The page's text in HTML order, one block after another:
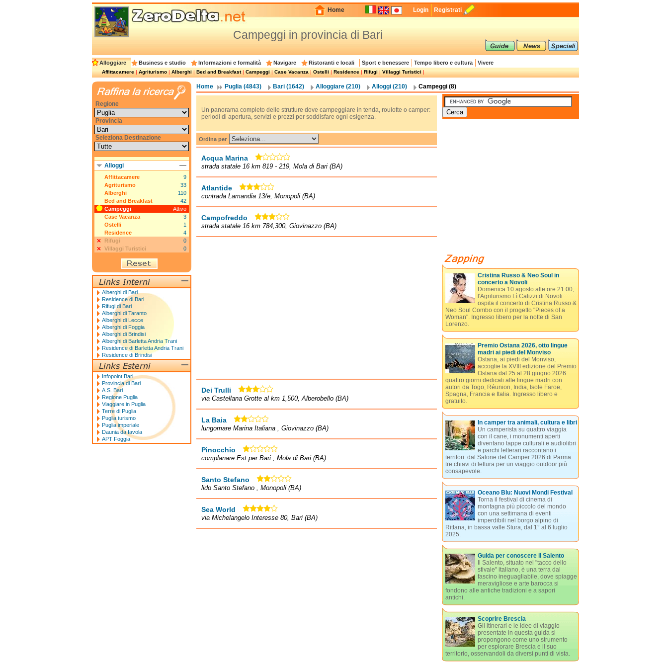
Home Login Registrati
Campeggi in provincia di Bari
Alloggiare Business e studio Informazioni e formalità Navigare Ristoranti e locali Sport e benessere Tempo libero e cultura Vivere
Affittacamere|Agriturismo|Alberghi|Bed and Breakfast|Campeggi|Case Vacanza|Ostelli|Residence|Rifugi|Villaggi Turistici|
Home Puglia (4843) Bari (1642) Alloggiare (210) Alloggi (210) Campeggi (8)
Un panorama completo delle strutture dove campeggiare in tenda, roulotte o camper:
periodi di apertura, servizi e prezzi per soddisfare ogni esigenza.
Ordina per
Acqua Marina
strada statale 16 km 819 - 219, Mola di Bari (BA)
Atlantide
contrada Lamandia 13/e, Monopoli (BA)
Campofreddo
strada statale 16 km 784,300, Giovinazzo (BA)
Dei Trulli
via Castellana Grotte al km 1,500, Alberobello (BA)
La Baia
lungomare Marina Italiana , Giovinazzo (BA)
Pinocchio
complanare Est per Bari , Mola di Bari (BA)
Santo Stefano
lido Santo Stefano , Monopoli (BA)
Sea World
via Michelangelo Interesse 80, Bari (BA)
Cristina Russo & Neo Soul in
concerto a Novoli
Domenica 10 agosto alle ore 21:00,
l'Agriturismo Lì Calizzi di Novoli
ospita il concerto di Cristina Russo &
Neo Soul Combo con il progetto "Pieces of a
Woman". Ingresso libero per la notte di San
Lorenzo.
Premio Ostana 2026, otto lingue
madri ai piedi del Monviso
Ostana, ai piedi del Monviso,
accoglie la XVIII edizione del Premio
Ostana dal 25 al 28 giugno 2026:
quattro giorni dedicati alle lingue madri con
autori da Togo, Réunion, India, Isole Faroe,
Spagna, Francia e Italia. Ingresso libero e
gratuito.
In camper tra animali, cultura e libri
Un camperista su quattro viaggia
con il cane, i monumenti aperti
diventano tappe culturali e audiolibri
e parchi letterari raccontano i
territori: dal Salone del Camper 2026 di Parma
tre chiavi di lettura per un viaggio outdoor più
consapevole.
Oceano Blu: Nuovi Mondi Festival
Torna il festival di cinema di
montagna più piccolo del mondo
con una settimana di eventi
imperdibili nel borgo alpino di
Rittana, in bassa valle Stura, dal 1° al 6 luglio
2025.
Guida per conoscere il Salento
Il Salento, situato nel "tacco dello
stivale" italiano, è una terra dal
fascino ineguagliabile, dove spiagge
meravigliose e arte barocca si
fondono alle antiche tradizioni e a sapori
antichi.
Scoprire Brescia
Gli itinerari e le idee di viaggio
presentate in questa guida si
propongono come uno strumento
per esplorare Brescia e il suo
territorio, osservandoli da diversi punti di vista.
Regione
Provincia
Seleziona Destinazione
Alloggi
Affittacamere
9
Agriturismo
33
Alberghi
110
Bed and Breakfast
42
Campeggi
Attivo
Case Vacanza
3
Ostelli
1
Residence
4
Rifugi
0
Villaggi Turistici
0
Alberghi di Bari
Residence di Bari
Rifugi di Bari
Alberghi di Taranto
Alberghi di Lecce
Alberghi di Foggia
Alberghi di Brindisi
Alberghi di Barletta Andria Trani
Residence di Barletta Andria Trani
Residence di Brindisi
Infopoint Bari
Provincia di Bari
A.S. Bari
Regione Puglia
Viaggiare in Puglia
Terre di Puglia
Puglia turismo
Puglia imperiale
Daunia da favola
APT Foggia